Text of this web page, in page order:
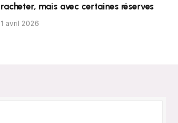
racheter, mais avec certaines réserves
1 avril 2026